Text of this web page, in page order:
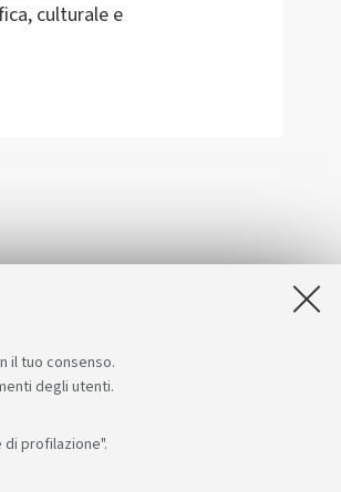
il tuo consenso.
degli utenti.
profilazione".
culturale e